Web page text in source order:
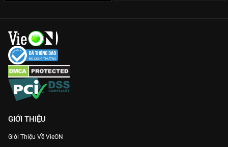
GIỚI THIỆU
Giới Thiệu Về VieON